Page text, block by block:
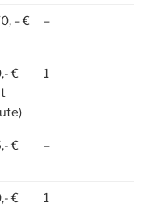
– € –
€
1
€ –
€
1